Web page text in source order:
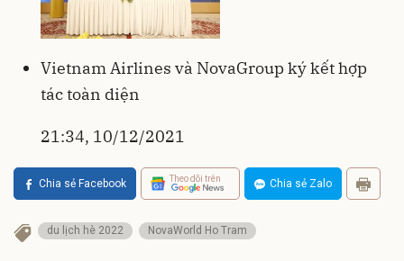
Vietnam Airlines và NovaGroup ký kết hợp
tác toàn diện
21:34, 10/12/2021
Chia sẻ Facebook Theo dõi trên Chia sẻ Zalo
du lịch hè 2022 NovaWorld Ho Tram